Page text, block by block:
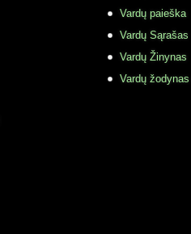
Vardų paieška
Vardų Sąrašas
Vardų Žinynas
Vardų